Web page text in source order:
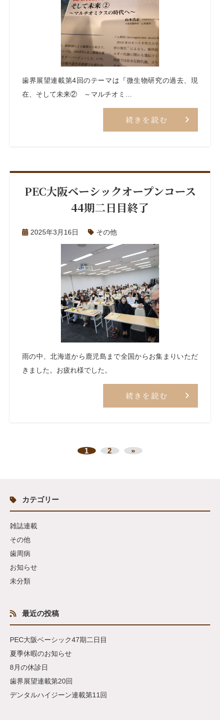
歯界展望連載第4回のテーマは『微生物研究の過去、現
在、そして未来② ～マルチオミ…
続きを読む
PEC大阪ベーシックオープンコース
44期二日目終了
2025年3月16日 その他
雨の中、北海道から鹿児島まで全国からお集まりいただ
きました。お疲れ様でした。
続きを読む
1 2 »
カテゴリー
雑誌連載
その他
歯周病
お知らせ
未分類
最近の投稿
PEC大阪ベーシック47期二日目
夏季休暇のお知らせ
8月の休診日
歯界展望連載第20回
デンタルハイジーン連載第11回